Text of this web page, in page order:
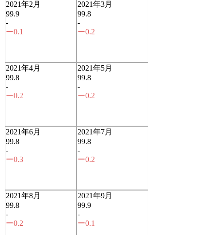
2021年2月
99.9
-
ー0.1
2021年3月
99.8
-
ー0.2
2021年4月
99.8
-
ー0.2
2021年5月
99.8
-
ー0.2
2021年6月
99.8
-
ー0.3
2021年7月
99.8
-
ー0.2
2021年8月
99.8
-
ー0.2
2021年9月
99.9
-
ー0.1